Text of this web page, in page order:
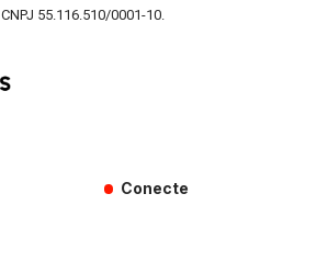
CNPJ 55.116.510/0001-10.
Conecte